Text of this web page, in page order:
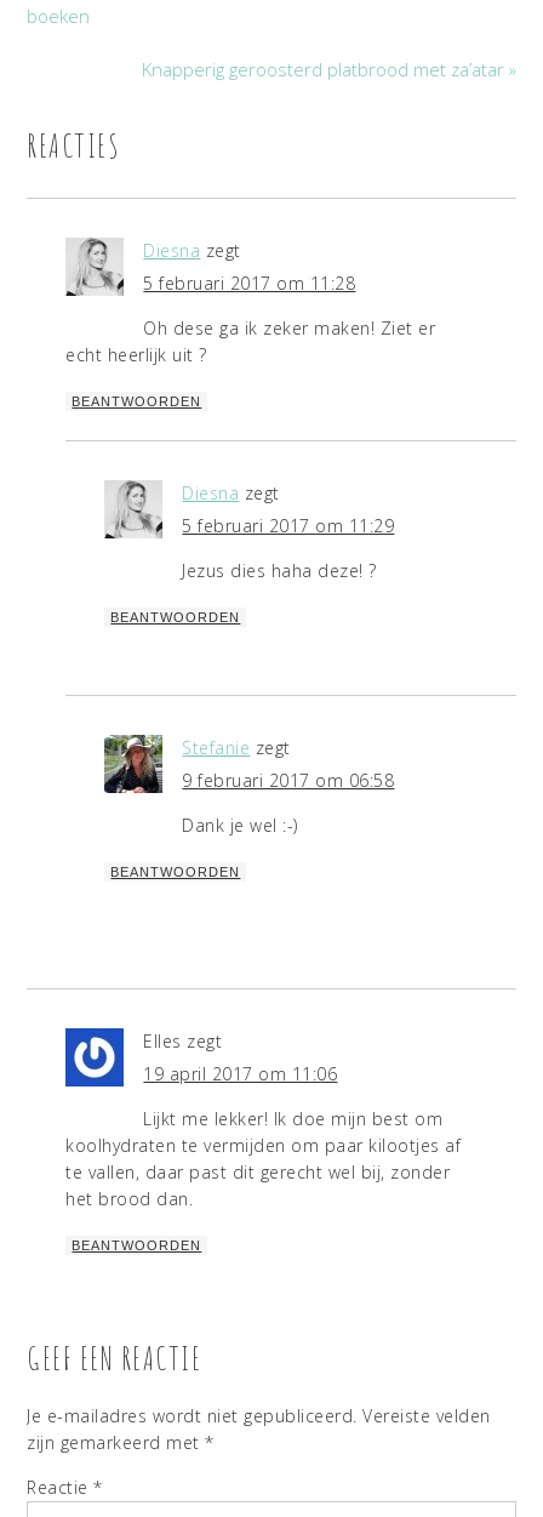
boeken
Knapperig geroosterd platbrood met za’atar »
REACTIES
Diesna zegt
5 februari 2017 om 11:28
Oh dese ga ik zeker maken! Ziet er
echt heerlijk uit ?
BEANTWOORDEN
Diesna zegt
5 februari 2017 om 11:29
Jezus dies haha deze! ?
BEANTWOORDEN
Stefanie zegt
9 februari 2017 om 06:58
Dank je wel :-)
BEANTWOORDEN
Elles zegt
19 april 2017 om 11:06
Lijkt me lekker! Ik doe mijn best om
koolhydraten te vermijden om paar kilootjes af
te vallen, daar past dit gerecht wel bij, zonder
het brood dan.
BEANTWOORDEN
GEEF EEN REACTIE
Je e-mailadres wordt niet gepubliceerd. Vereiste velden
zijn gemarkeerd met*
Reactie*